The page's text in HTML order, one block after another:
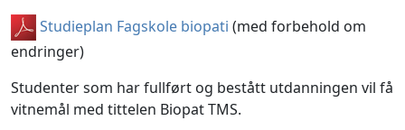
Studieplan Fagskole biopati (med forbehold om
endringer)
Studenter som har fullført og bestått utdanningen vil få
vitnemål med tittelen Biopat TMS.